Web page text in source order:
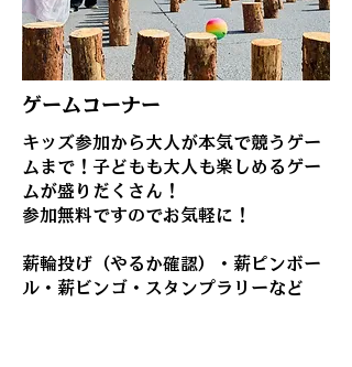
ゲームコーナー
キッズ参加から大人が本気で競うゲー
ムまで！子どもも大人も楽しめるゲー
ムが盛りだくさん！
参加無料ですのでお気軽に！
薪輪投げ（やるか確認）
・薪ピンボー
ル・薪ビンゴ・スタンプラリーなど